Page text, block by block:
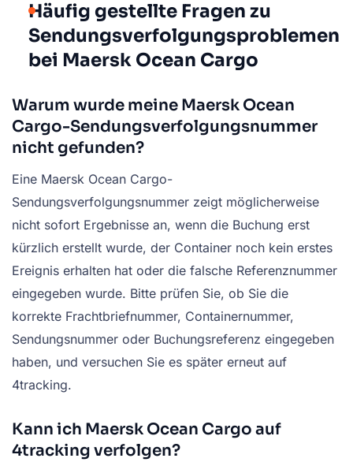
Häufig gestellte Fragen zu
Sendungsverfolgungsproblemen
bei Maersk Ocean Cargo
Warum wurde meine Maersk Ocean
Cargo-Sendungsverfolgungsnummer
nicht gefunden?
Eine Maersk Ocean Cargo-
Sendungsverfolgungsnummer zeigt möglicherweise
nicht sofort Ergebnisse an, wenn die Buchung erst
kürzlich erstellt wurde, der Container noch kein erstes
Ereignis erhalten hat oder die falsche Referenznummer
eingegeben wurde. Bitte prüfen Sie, ob Sie die
korrekte Frachtbriefnummer, Containernummer,
Sendungsnummer oder Buchungsreferenz eingegeben
haben, und versuchen Sie es später erneut auf
4tracking.
Kann ich Maersk Ocean Cargo auf
4tracking verfolgen?